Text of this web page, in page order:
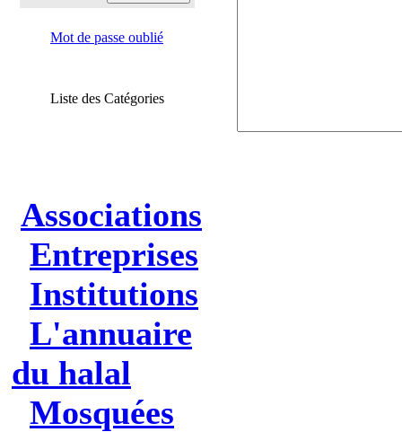
Mot de passe oublié
Liste des Catégories
Associations
Entreprises
Institutions
L'annuaire
du halal
Mosquées